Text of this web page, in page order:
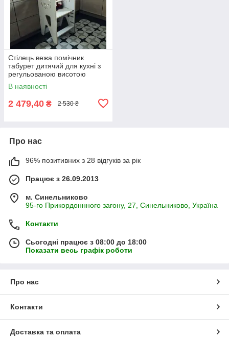
Стілець вежа помічник
табурет дитячий для кухні з
регульованою висотою
Монтессорі дерево FC-4303
В наявності
2 479,40 ₴ 2 530 ₴
Про нас
96% позитивних з 28 відгуків за рік
Працює з 26.09.2013
м. Синельниково
95-го Прикордоннного загону, 27, Синельниково, Україна
Контакти
Сьогодні працює з 08:00 до 18:00
Показати весь графік роботи
Про нас
Контакти
Доставка та оплата